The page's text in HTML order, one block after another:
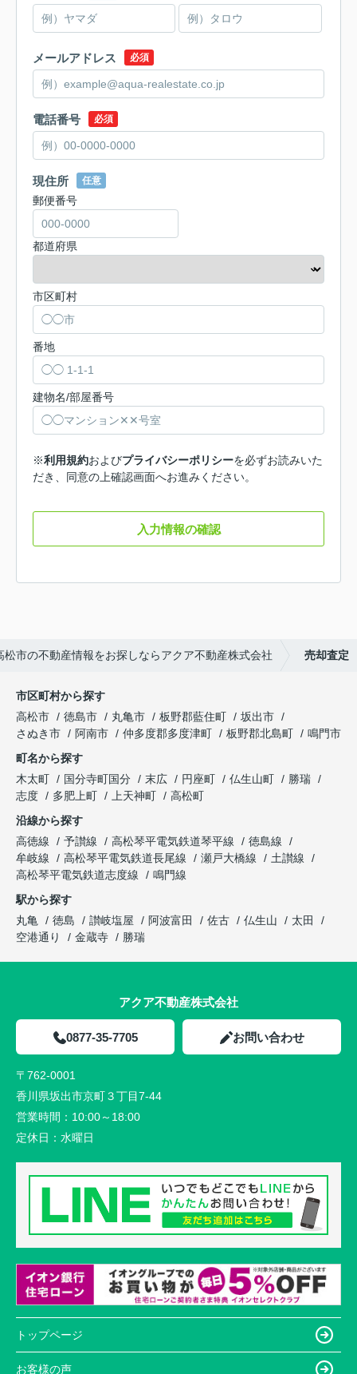
メールアドレス 必須
電話番号 必須
現住所 任意
郵便番号
都道府県
市区町村
番地
建物名/部屋番号
※利用規約およびプライバシーポリシーを必ずお読みいた
だき、同意の上確認画面へお進みください。
入力情報の確認
松市の不動産情報をお探しならアクア不動産株式会社 売却査定
市区町村から探す
高松市
徳島市 丸亀市 板野郡藍住町
坂出市
さぬき市
阿南市 仲多度郡多度津町 板野郡北島町
鳴門市
町名から探す
木太町
国分寺町国分 末広 円座町 仏生山町
勝瑞
志度
多肥上町 上天神町
高松町
沿線から探す
高徳線
予讃線 高松琴平電気鉄道琴平線
徳島線
牟岐線
高松琴平電気鉄道長尾線 瀬戸大橋線
土讃線
高松琴平電気鉄道志度線
鳴門線
駅から探す
丸亀
徳島 讃岐塩屋 阿波富田 佐古 仏生山
太田
空港通り
金蔵寺 勝瑞
アクア不動産株式会社
0877-35-7705 お問い合わせ
〒762-0001
香川県坂出市京町３丁目7-44
営業時間： 10:00～18:00
定休日： 水曜日
トップページ
お客様の声